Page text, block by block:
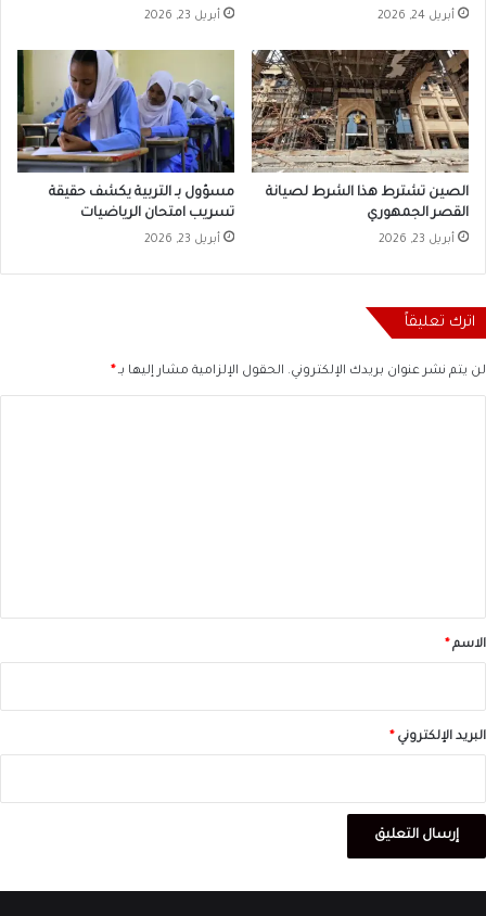
أبريل 24, 2026 أبريل 23, 2026
الصين تشترط هذا الشرط لصيانة
القصر الجمهوري
أبريل 23, 2026
مسؤول بـ التربية يكشف حقيقة
تسريب امتحان الرياضيات
أبريل 23, 2026
اترك تعليقاً
لن يتم نشر عنوان بريدك الإلكتروني. الحقول الإلزامية مشار إليها بـ *
*الاسم *
البريد الإلكتروني *